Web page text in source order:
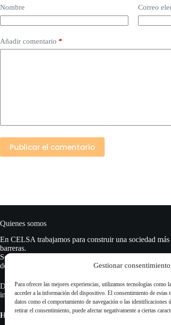
Gestionar consentimiento
Para ofrecer las mejores experiencias, utilizamos tecnologías como
acceder a la información del dispositivo. El consentimiento de estas
datos como el comportamiento de navegación o las identificaciones
retirar el consentimiento, puede afectar negativamente a ciertas
Nombre Correo
Añadir comentario *
Publicar el comentario
Quienes somos
En CELSA trabajamos para construir una sociedad
barreras.
Somos un equipo de personas sordas y oyentes
de señas argentina (LSA), accesibilidad
Desde cursos y talleres hasta asesoría y servicios de
instituciones, empresas y particulares a comunicarse
Hacemos accesibilidad real. Para todas las personas.